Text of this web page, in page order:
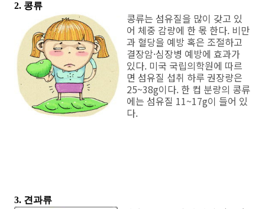
2. 콩류
콩류는 섬유질을 많이 갖고 있
어 체중 감량에 한 몫 한다. 비만
과 혈당을 예방 혹은 조절하고
결장암·심장병 예방에 효과가
있다. 미국 국립의학원에 따르
면 섬유질 섭취 하루 권장량은
25~38g이다. 한 컵 분량의 콩류
에는 섬유질 11~17g이 들어 있
다.
3. 견과류